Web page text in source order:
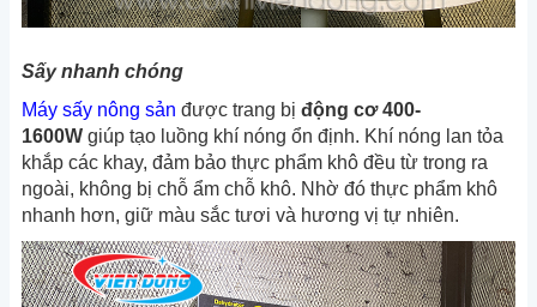
Sấy nhanh chóng
Máy sấy nông sản được trang bị động cơ 400-
1600W giúp tạo luồng khí nóng ổn định. Khí nóng lan tỏa
khắp các khay, đảm bảo thực phẩm khô đều từ trong ra
ngoài, không bị chỗ ẩm chỗ khô. Nhờ đó thực phẩm khô
nhanh hơn, giữ màu sắc tươi và hương vị tự nhiên.